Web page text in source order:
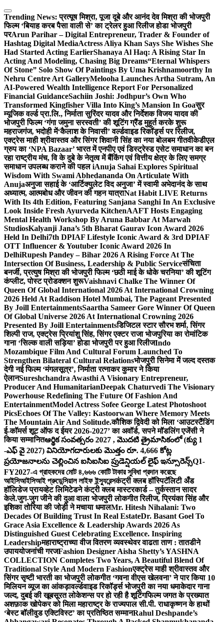
Skip
to
content
Trending News: प्रत्यूष मिश्रा, पूजा दूबे और आनंद देव मिश्रा की भोजपुरी
फिल्म ‘बियाह करब पैसा वाली से’ का ट्रेलर हुआ रिलीज होडा भोजपुरी
परArun Parihar – Digital Entrepreneur, Trader & Founder of
Hashtag Digital MediaActress Aliya Khan Says She Wishes She
Had Started Acting EarlierShanaya Al Haq: A Rising Star In
Acting And Modeling, Chasing Big Dreams“Eternal Whispers
Of Stone” Solo Show Of Paintings By Uma Krishnamoorthy In
Nehru Centre Art GalleryMelooha Launches Artha Sutram, An
AI-Powered Wealth Intelligence Report For Personalized
Financial GuidanceSachiin Joshi: Jodhpur’s Own Who
Transformed Kingfisher Villa Into King’s Mansion In Goaसुर
म्यूजिक वर्ल्ड प्रा.लि., निर्माता सुरिंदर यादव और निर्देशक विजय यादव की
भोजपुरी फिल्म ‘गंगा जमुना सरस्वती’ की शूटिंग ग्रैंड मुहूर्त करके शुरू
महराजगंज, भदोही में‘कैलाश के निवासी’ वर्ल्डवाइड रिकॉर्ड्स पर रिलीज,
एक्ट्रेस माही श्रीवास्तव और सिंगर शिवानी सिंह का नया बोलबम गीतवीकेडीएल
ग्रुप का ‘NPA Bazaar’ भारत में एनपीए एवं डिस्ट्रेस्ड एसेट समाधान का बन
रहा राष्ट्रीय मंच, वि के दुबे के नेतृत्व में बैंकिंग एवं वित्तीय क्षेत्र के लिए समग्र
समाधान उपलब्ध कराने की पहल iAnuja Sahai Explores Spiritual
Wisdom With Swami Abhedananda On Articulate With
Anujaअनुजा सहाई के ‘आर्टिक्युलेट विद अनुजा’ में स्वामी अभेदानंद के साथ
अध्यात्म, आत्मबोध और जीवन की गहन यात्राNat Habit LIVE Returns
With Its 4th Edition, Featuring Sanjana Sanghi In An Exclusive
Look Inside Fresh Ayurveda KitchenAAFT Hosts Engaging
Mental Health Workshop By Aruna Babbar At Marwah
StudiosKalyanji Jana’s 5th Bharat Gaurav Icon Award 2026
Held In Delhi7th DPIAF Lifestyle Iconic Award & 3rd DPIAF
OTT Influencer & Youtuber Iconic Award 2026 In
DelhiRupesh Pandey – Bihar 2026 A Rising Force At The
Intersection Of Business, Leadership & Public Serviceसंचिता
बनर्जी, प्रत्युष मिश्रा की भोजपुरी फिल्म ‘छठी माई के धोके चरनिया’ की शूटिंग
कंप्लीट, पोस्ट प्रोडक्शन शुरूVaishnavi Chalke The Winner Of
Queen Of Global International 2026 At International Crowning
2026 Held At Raddison Hotel Mumbai, The Pageant Presented
By Joill EntertainmentsSaartha Sameer Gore Winner Of Queen
Of Global Universe 2026 At International Crowning 2026
Presented By Joill Entertainmentsडिजिटल स्टार सौरभ शर्मा, सिंगर
शिल्पी राज, एक्ट्रेस प्रियांशु सिंह, सिंगर एक्टर राजा भोजपुरिया का रोमांटिक
गाना ‘सिल्क वाली सड़िया’ होडा भोजपुरी पर हुआ रिलीजIndo
Mozambique Film And Cultural Forum Launched To
Strengthen Bilateral Cultural Relationsभोजपुरी सिनेमा में जल्द दस्तक
देगी नई फिल्म ‘मंगलसूत्र’, निर्माता रत्नाकर कुमार ने किया
ऐलानSureshchandra Awasthi A Visionary Entrepreneur,
Producer And HumanitarianDeepak Chaturvedi The Visionary
Powerhouse Redefining The Future Of Fashion And
EntertainmentModel Actress Sofee George Latest Photoshoot
PicsEchoes Of The Valley: Kastoorwan Where Memory Meets
The Mountain Air And Solitude.कौशिक द्विवेदी को मिला ‘आउटस्टैंडिंग
ई-कॉमर्स शूट ऑफ द ईयर 2026-2027’ का अवॉर्ड, सपने मॉडलिंग एजेंसी ने
किया सम्मानितఆర్థిక సంవత్సరం 2027 , మొదటి త్రైమాసికంలో (క్యు 1
-ఎఫ్ వై 2027) వినియోగదారులకు మొత్తం రూ. 4,666 కోట్ల
ప్రయోజనాలను చెల్లించిన ఐసిఐసిఐ ప్రుడెన్షియల్ లైఫ్ ఇన్సూరెన్స్Q1-
FY2027-এ গ্রাহকদের মোট ৪,৬৬৬ কোটি টাকার সুবিধা প্রদান করেছে
আইসিআইসিআই প্রুডেন্সিয়াল লাইফ ইন্স্যুরেন্সकंट्री क्लब हॉस्पिटॅलिटी अँड
हॉलिडेज प्रायव्हेट लिमिटेडने कंट्री क्लब मास्टरकार्ड – तुर्कस्तान सादर
केले.जुग-जुग जीने की दुआ वाला भोजपुरी लोकगीत रिलीज, प्रियंका सिंह और
इशिका तोरिया की जोड़ी ने मचाया धमालMr. Hitesh Nihalani: Two
Decades Of Building Trust In Real EstateDr. Basant Goel To
Grace Asia Excellence & Leadership Awards 2026 As
Distinguished Guest Celebrating Excellence. Inspiring
Leadershipमहाराष्ट्राच्या वीज वितरण व्यवस्थेवर वाढता ताण : तातडीने
उपाययोजनांची गरजFashion Designer Aisha Shetty’s YASHNA
COLLECTION Completes Two Years, A Beautiful Blend Of
Traditional Style And Modern Fashionएक्ट्रेस माही श्रीवास्तव और
सिंगर सृष्टी भारती का भोजपुरी लोकगीत ‘गवना वीएस खेलवना’ ने पार किया 10
मिलियन व्यूज का आंकड़ावर्ल्डवाइड रिकॉर्ड्स भोजपुरी का नया धमाकेदार गाना
जल्द, दुबई की खूबसूरत लोकेशन्स पर हो रही है शूटिंगफिल्म जगत के प्रख्यात
अशफ़ाक खोपेकर को मिला महाराष्ट्र के राज्यपाल सी.पी. राधाकृष्णन के हाथों
‘बेस्ट बॉलीवुड एक्टिविस्ट’ का प्रतिष्ठित सम्मानRahul Deshpande’s